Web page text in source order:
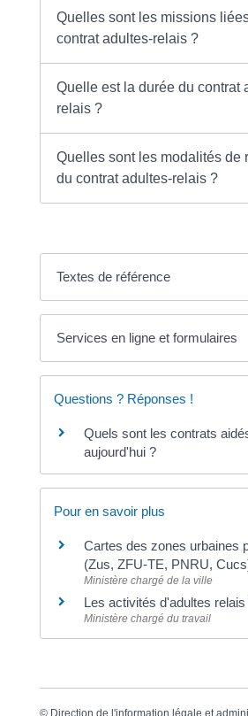
Quelles sont les missions
contrat adultes-relais ?
Quelle est la durée du contrat
relais ?
Quelles sont les modalités de
du contrat adultes-relais ?
Textes de référence
Services en ligne et formulaires
Questions ? Réponses !
Quels sont les contrats
aujourd'hui ?
Pour en savoir plus
Cartes des zones urbaines
(Zus, ZFU-TE, PNRU,
Ministère chargé de la ville
Les activités d'adultes relais
Ministère chargé du travail
© Direction de l'information légale et